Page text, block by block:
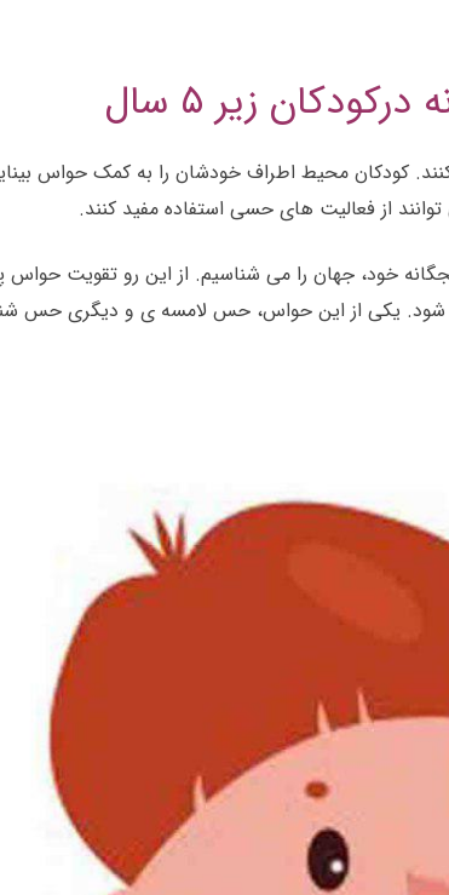
زیر ۵ سال
کودکان محیط اطراف خودشان را به کمک حواس
از فعالیت های حسی استفاده مفید کنند.
خود، جهان را می شناسیم. از این رو تقویت حواس
شود. یکی از این حواس، حس لامسه ی و دیگری حس